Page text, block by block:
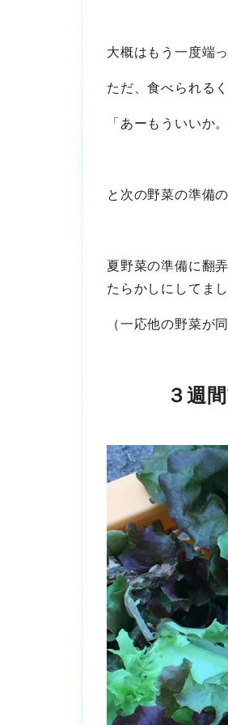
大概はもう一度端
ただ、食べられる
「あーもういいか
と次の野菜の準備
夏野菜の準備に翻
たらかしにしてまし
（一応他の野菜が
３週間前